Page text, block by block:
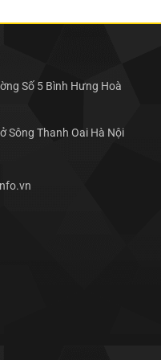
Số 5 Bình Hưng Hoà
Sông Thanh Oai Hà Nội